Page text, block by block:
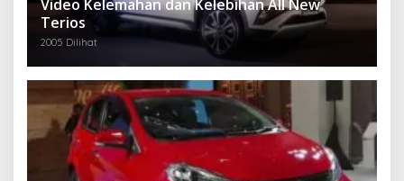
Video Kelemahan dan Kelebihan All New
Terios
2005 Dilihat